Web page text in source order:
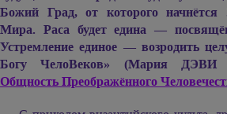
Божий Град, от которого
Мира. Раса будет едина —
Устремление единое — возродить
Богу ЧелоВеков» (Мария
Общность Преображённого